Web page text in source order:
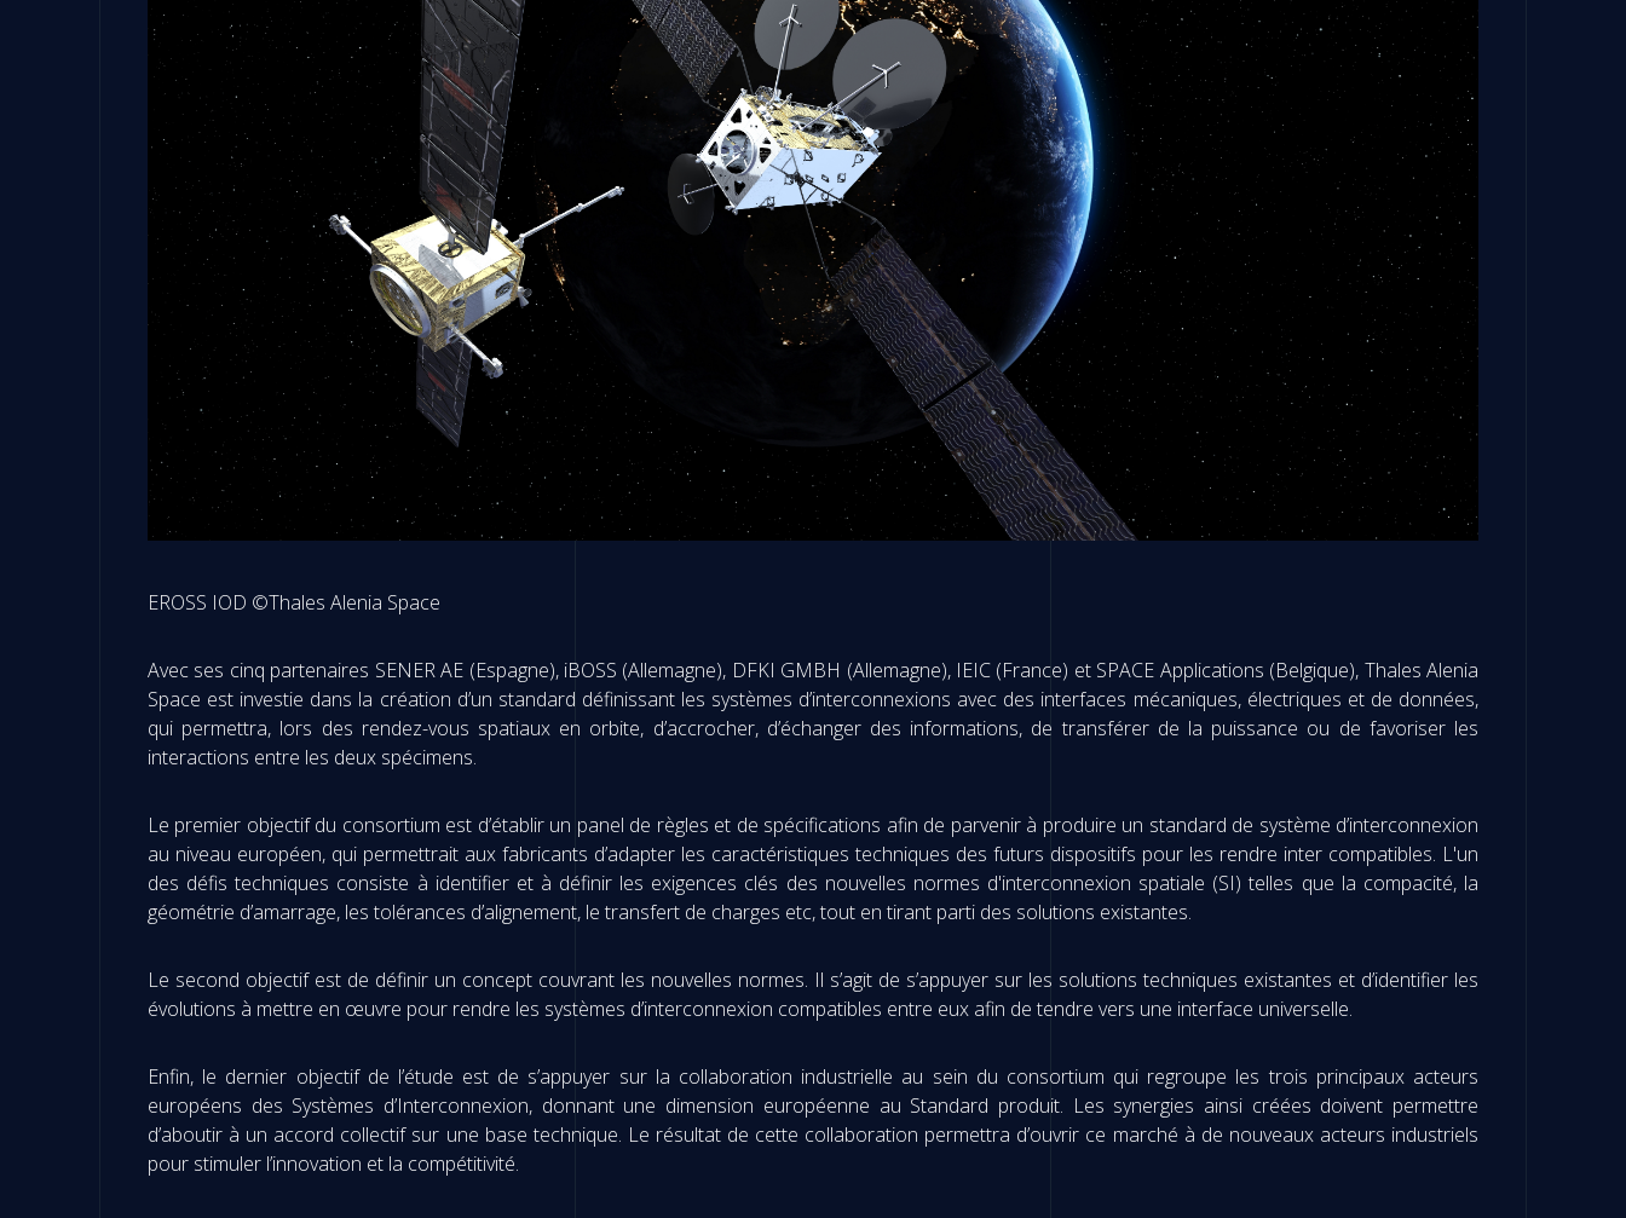
EROSS IOD ©Thales Alenia Space
Avec ses cinq partenaires SENER AE (Espagne), iBOSS (Allemagne), DFKI GMBH (Allemagne), IEIC (France) et SPACE Applications (Belgique), Thales Alenia
Space est investie dans la création d’un standard définissant les systèmes d’interconnexions avec des interfaces mécaniques, électriques et de données,
qui permettra, lors des rendez-vous spatiaux en orbite, d’accrocher, d’échanger des informations, de transférer de la puissance ou de favoriser les
interactions entre les deux spécimens.
Le premier objectif du consortium est d’établir un panel de règles et de spécifications afin de parvenir à produire un standard de système d’interconnexion
au niveau européen, qui permettrait aux fabricants d’adapter les caractéristiques techniques des futurs dispositifs pour les rendre inter compatibles. L'un
des défis techniques consiste à identifier et à définir les exigences clés des nouvelles normes d'interconnexion spatiale (SI) telles que la compacité, la
géométrie d’amarrage, les tolérances d’alignement, le transfert de charges etc, tout en tirant parti des solutions existantes.
Le second objectif est de définir un concept couvrant les nouvelles normes. Il s’agit de s’appuyer sur les solutions techniques existantes et d’identifier les
évolutions à mettre en œuvre pour rendre les systèmes d’interconnexion compatibles entre eux afin de tendre vers une interface universelle.
Enfin, le dernier objectif de l’étude est de s’appuyer sur la collaboration industrielle au sein du consortium qui regroupe les trois principaux acteurs
européens des Systèmes d’Interconnexion, donnant une dimension européenne au Standard produit. Les synergies ainsi créées doivent permettre
d’aboutir à un accord collectif sur une base technique. Le résultat de cette collaboration permettra d’ouvrir ce marché à de nouveaux acteurs industriels
pour stimuler l’innovation et la compétitivité.